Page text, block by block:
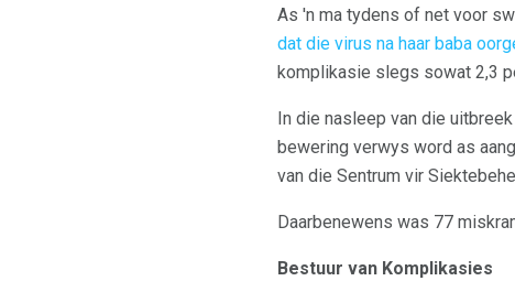
As 'n ma tydens of net voor
dat die virus na haar baba
komplikasie slegs sowat 2,3
In die nasleep van die
bewering verwys word as
van die Sentrum vir
Daarbenewens was 77
Bestuur van Komplikasies